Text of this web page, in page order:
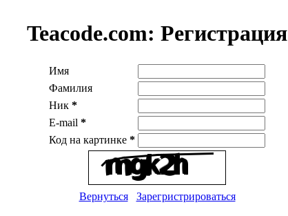
Teacode.com: Регистрация
Имя
Фамилия
Ник *
E-mail *
Код на картинке *
Вернуться Зарегристрироваться